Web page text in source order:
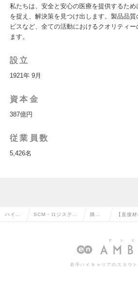
私たちは、安全と安心の医療を提供するた
を捉え、解決策を見つけ出します。製品品
ビスなど、全ての活動におけるクオリティ
ます。
設立
1921年 9月
資本金
387億円
従業員数
5,426名
ハイク SCM・ロジスティ 購
調達
【直接
におい
若手ハイキャリアのスカウ